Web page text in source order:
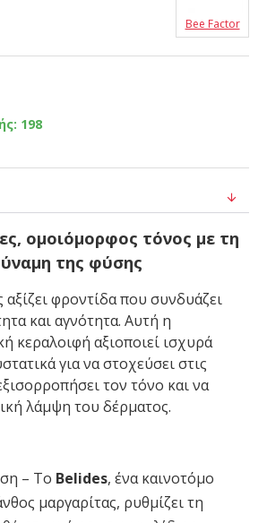
198
Bee Factor
ομοιόμορφος τόνος με τη
της φύσης
αξίζει φροντίδα που συνδυάζει
και αγνότητα. Αυτή η
κεραλοιφή αξιοποιεί ισχυρά
για να στοχεύσει στις
τον τόνο και να
λάμψη του δέρματος.
– Το Belides, ένα καινοτόμο
μαργαρίτας, ρυθμίζει τη